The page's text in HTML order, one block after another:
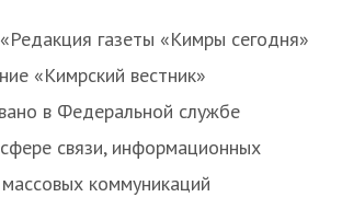
газеты «Кимры сегодня»
«Кимрский вестник»
в Федеральной службе
связи, информационных
коммуникаций